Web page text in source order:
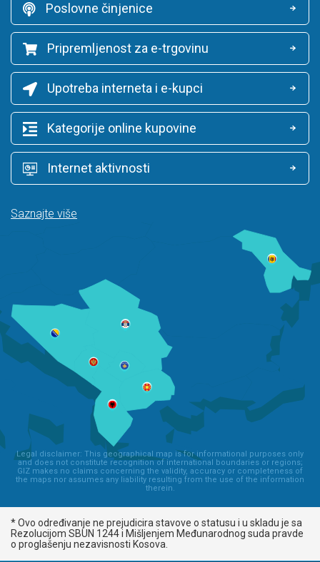
Legal disclaimer: This geographical map is for informational purposes only
and does not constitute recognition of international boundaries or regions;
GIZ makes no claims concerning the validity, accuracy or completeness of
the maps nor assumes any liability resulting from the use of the information
therein.
Poslovne činjenice
Pripremljenost za e-trgovinu
Upotreba interneta i e-kupci
Kategorije online kupovine
Internet aktivnosti
Saznajte više
* Ovo određivanje ne prejudicira stavove o statusu i u skladu je sa
Rezolucijom SBUN 1244 i Mišljenjem Međunarodnog suda pravde
o proglašenju nezavisnosti Kosova.